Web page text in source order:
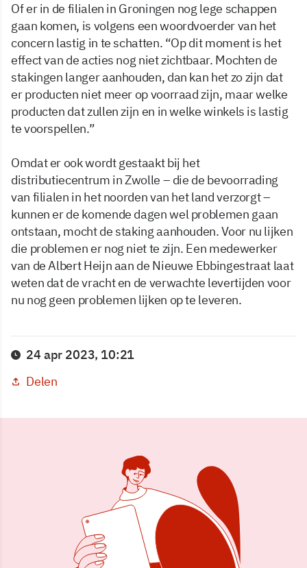
Of er in de filialen in Groningen nog lege schappen
gaan komen, is volgens een woordvoerder van het
concern lastig in te schatten. “Op dit moment is het
effect van de acties nog niet zichtbaar. Mochten de
stakingen langer aanhouden, dan kan het zo zijn dat
er producten niet meer op voorraad zijn, maar welke
producten dat zullen zijn en in welke winkels is lastig
te voorspellen.”
Omdat er ook wordt gestaakt bij het
distributiecentrum in Zwolle – die de bevoorrading
van filialen in het noorden van het land verzorgt –
kunnen er de komende dagen wel problemen gaan
ontstaan, mocht de staking aanhouden. Voor nu lijken
die problemen er nog niet te zijn. Een medewerker
van de Albert Heijn aan de Nieuwe Ebbingestraat laat
weten dat de vracht en de verwachte levertijden voor
nu nog geen problemen lijken op te leveren.
24 apr 2023, 10:21
Delen